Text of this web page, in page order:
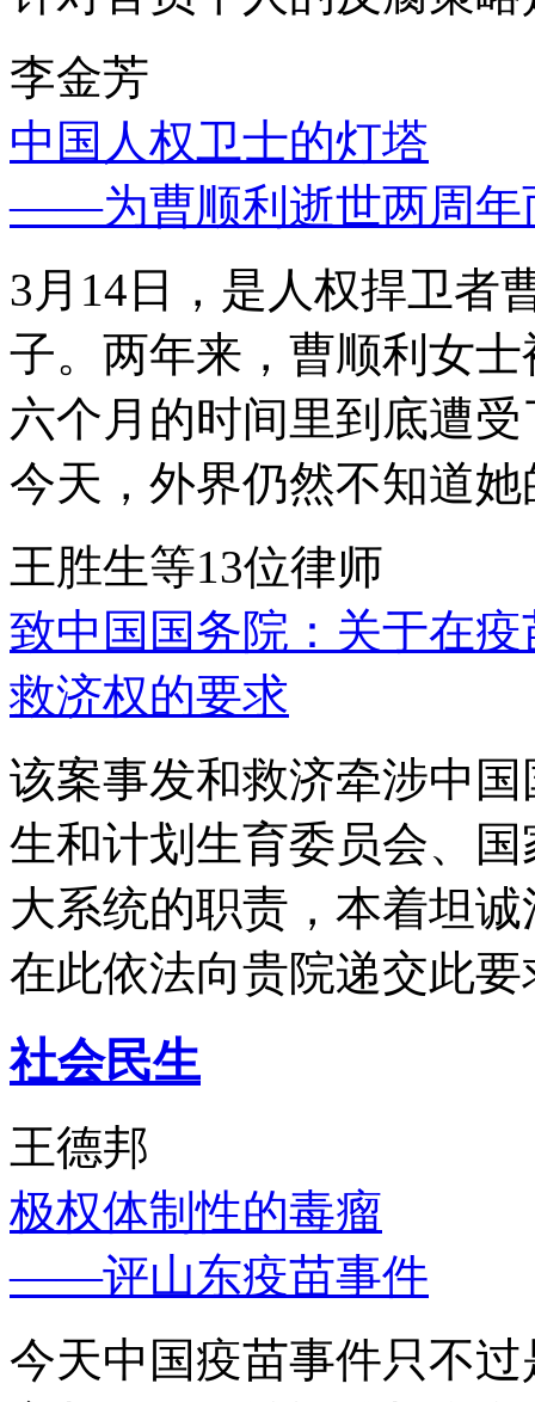
李金芳
中国人权卫士的灯塔
——为曹顺利逝世两周年
3月14日，是人权捍卫者
子。两年来，曹顺利女
六个月的时间里到底遭
今天，外界仍然不知道
王胜生等13位律师
致中国国务院：关于在
救济权的要求
该案事发和救济牵涉中
生和计划生育委员会、
大系统的职责，本着坦
在此依法向贵院递交此要
社会民生
王德邦
极权体制性的毒瘤
——评山东疫苗事件
今天中国疫苗事件只不